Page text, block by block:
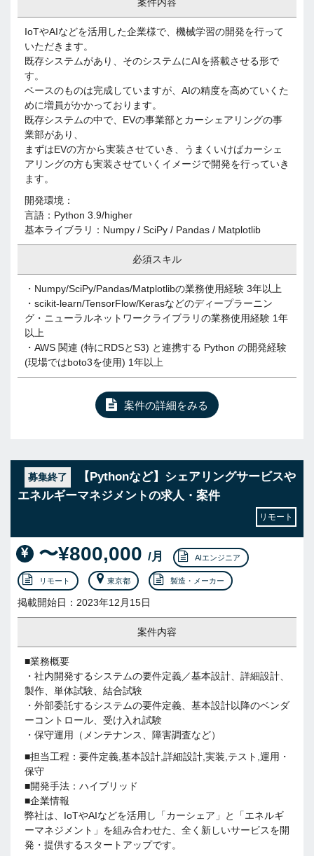
IoTやAIなどを活用した企業様で、機械学習の開発を行って
いただきます。
既存システムがあり、そのシステムにAIを搭載させる形で
す。
ベースのものは完成していますが、AIの精度を高めていくた
めに増員がかかっております。
既存システムの中で、EVの事業部とカーシェアリングの事
業部があり、
まずはEVの方から実装させていき、うまくいけばカーシェ
アリングの方も実装させていくイメージで開発を行っていき
ます。
開発環境：
言語：Python 3.9/higher
基本ライブラリ：Numpy / SciPy / Pandas / Matplotlib
必須スキル
・Numpy/SciPy/Pandas/Matplotlibの業務使用経験 3年以上
・scikit-learn/TensorFlow/Kerasなどのディープラーニン
グ・ニューラルネットワークライブラリの業務使用経験 1年
以上
・AWS 関連 (特にRDSとS3) と連携する Python の開発経験
(現場ではboto3を使用) 1年以上
案件の詳細をみる
募集終了
【Pythonなど】シェアリングサービスや
エネルギーマネジメントの求人・案件
リモート
〜¥800,000 /月 AIエンジニア
リモート 東京都 製造・メーカー
掲載開始日：2023年12月15日
案件内容
■業務概要
・社内開発するシステムの要件定義／基本設計、詳細設計、
製作、単体試験、結合試験
・外部委託するシステムの要件定義、基本設計以降のベンダ
ーコントロール、受け入れ試験
・保守運用（メンテナンス、障害調査など）
■担当工程：要件定義,基本設計,詳細設計,実装,テスト,運用・
保守
■開発手法：ハイブリッド
■企業情報
弊社は、IoTやAIなどを活用し「カーシェア」と「エネルギ
ーマネジメント」を組み合わせた、全く新しいサービスを開
発・提供するスタートアップです。